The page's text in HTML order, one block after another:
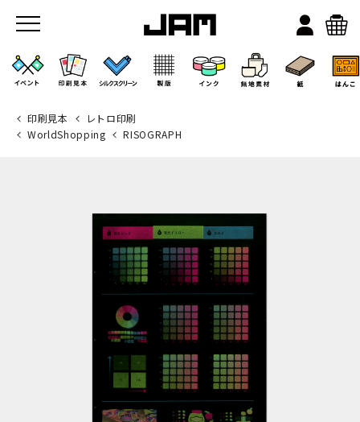
お店/ワークスペース
印刷見本
レトロ印刷
WorldShopping
RISOGRAPH